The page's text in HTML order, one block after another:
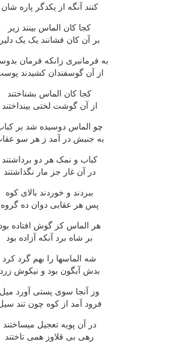
کنند آنگه از يکدگر پاره شان
کجا کان الماس بينند زير
بر آن کان فشانند يک يک دلير
به فرمانبرى زانکه فرمان
از آن گوسفندان کشيدند
کجا کان الماس بشناختند
از آن گوشت لختى بينداختند
چو الماس دوسيده شد بر
به جنبش در آمد ز هر سو
کباب و نمک هر دو برداشتند
در آن غار جز مار نگذاشتند
ببردند و خوردند بالاى کوه
پس هر عقابى دوان ده گروه
هر الماس کز گوش افتاده بود
بر شاه برد آنکه آزاده بود
شه الماسها را بهم گرد کرد
بدش آبگون بود و نيکوش زرد
وز آنجا سوى پستى آورد ميل
فرود آمد از کوه چون تند
در آن پويه تعجيل ميساختند
رهى بى قلاوز همى تاختند